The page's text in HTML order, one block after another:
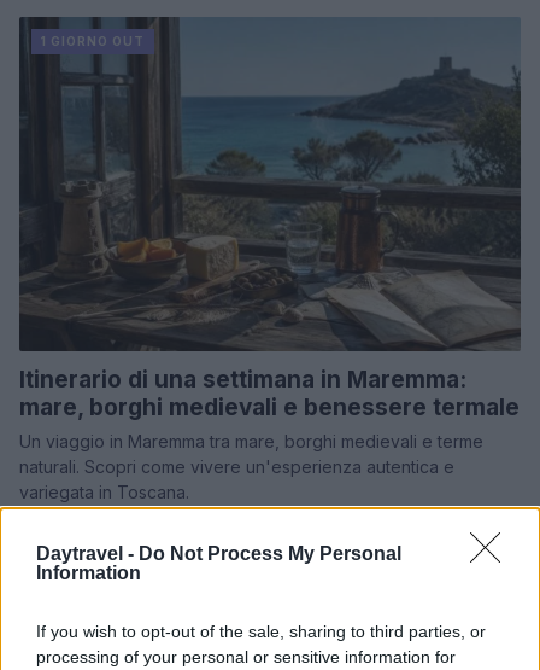
Daytravel - Do Not Process My Personal
Information
If you wish to opt-out of the sale, sharing to third parties, or
processing of your personal or sensitive information for
1 GIORNO OUT
Itinerario di una settimana in Maremma:
mare, borghi medievali e benessere termale
Un viaggio in Maremma tra mare, borghi medievali e terme
naturali. Scopri come vivere un'esperienza autentica e
variegata in Toscana.
1 GIORNO OUT